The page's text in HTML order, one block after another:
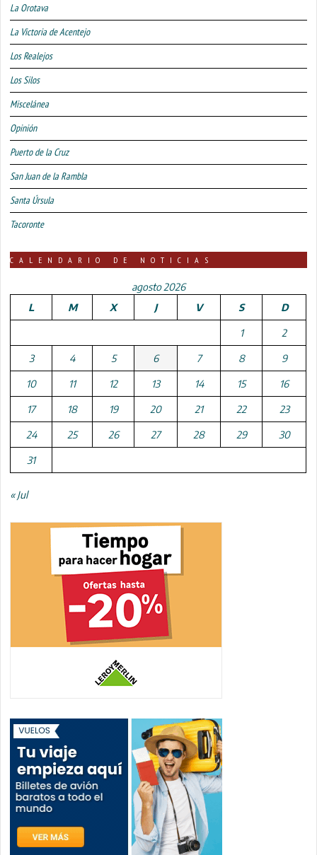
La Orotava
La Victoria de Acentejo
Los Realejos
Los Silos
Miscelánea
Opinión
Puerto de la Cruz
San Juan de la Rambla
Santa Úrsula
Tacoronte
CALENDARIO DE NOTICIAS
agosto 2026
L
M X J V S D
1 2
3 4 5 6 7 8 9
10 11 12 13 14 15 16
17 18 19 20 21 22 23
24 25 26 27 28 29 30
31
« Jul